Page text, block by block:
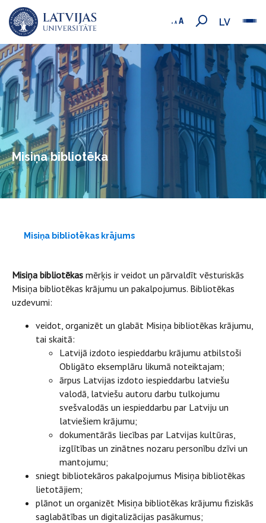
LV
Misiņa bibliotēka
Misiņa bibliotēkas krājums
Misiņa bibliotēkas mērķis ir veidot un pārvaldīt vēsturiskās
Misiņa bibliotēkas krājumu un pakalpojumus. Bibliotēkas
uzdevumi:
veidot, organizēt un glabāt Misiņa bibliotēkas krājumu,
tai skaitā:
Latvijā izdoto iespieddarbu krājumu atbilstoši
Obligāto eksemplāru likumā noteiktajam;
ārpus Latvijas izdoto iespieddarbu latviešu
valodā, latviešu autoru darbu tulkojumu
svešvalodās un iespieddarbu par Latviju un
latviešiem krājumu;
dokumentārās liecības par Latvijas kultūras,
izglītības un zinātnes nozaru personību dzīvi un
mantojumu;
sniegt bibliotekāros pakalpojumus Misiņa bibliotēkas
lietotājiem;
plānot un organizēt Misiņa bibliotēkas krājumu fiziskās
saglabātības un digitalizācijas pasākumus;